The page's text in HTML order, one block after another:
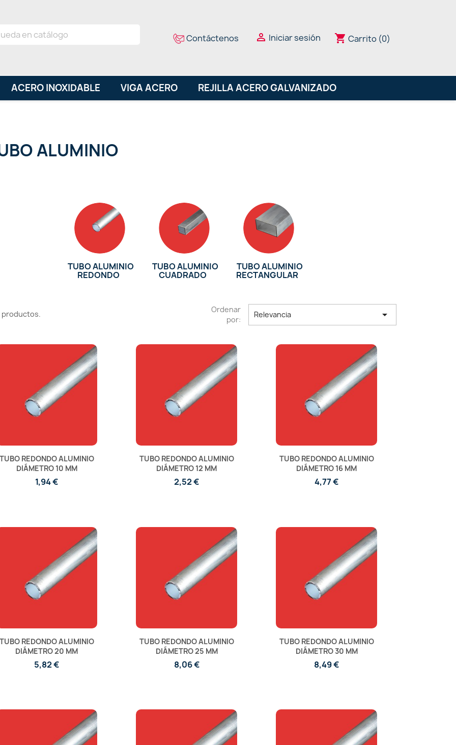
Contáctenos  Iniciar sesión shopping_cart Carrito (0)
ACERO INOXIDABLE VIGA ACERO REJILLA ACERO GALVANIZADO
ALUMINIO
TUBO ALUMINIO
REDONDO
TUBO ALUMINIO
CUADRADO
TUBO ALUMINIO
RECTANGULAR
productos.
Ordenar
por:
Relevancia 
REDONDO ALUMINIO
DIÁMETRO 10 MM
1,94 €
TUBO REDONDO ALUMINIO
DIÁMETRO 12 MM
2,52 €
TUBO REDONDO ALUMINIO
DIÁMETRO 16 MM
4,77 €
REDONDO ALUMINIO
DIÁMETRO 20 MM
5,82 €
TUBO REDONDO ALUMINIO
DIÁMETRO 25 MM
8,06 €
TUBO REDONDO ALUMINIO
DIÁMETRO 30 MM
8,49 €